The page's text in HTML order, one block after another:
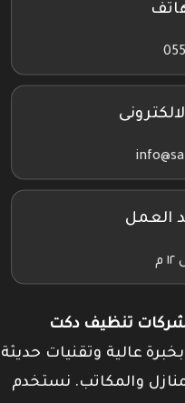
العمل
تنظيف دكت
بخبرة عالية وتقنيات حديثة
والمكاتب. نستخدم